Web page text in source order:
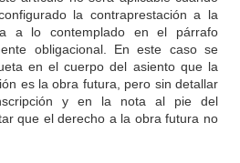
la contraprestación a la
a lo contemplado en el párrafo
obligacional. En este caso se
en el cuerpo del asiento que la
es la obra futura, pero sin detallar
y en la nota al pie del
que el derecho a la obra futura no